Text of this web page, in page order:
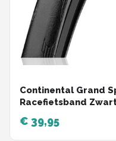
Continental Grand
Racefietsband
€ 39,95